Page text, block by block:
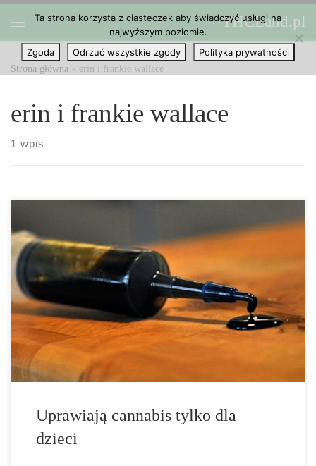
Przejdź do treści THCLand.pl
Strona główna » erin i frankie wallace
erin i frankie wallace
1 wpis
Uprawiają cannabis tylko dla dzieci, które chore są na raka.
Uprawa marihuany do produkcji oleju z cannabis dla dzieci
chorych na raka może być niezwykle ryzykownym posunięciem,
które niesie ze sobą wiele konsekwencji. Poznaj Erin i Frankie
Wallace. Są oni […]
Uprawiają cannabis tylko dla
dzieci
Ta strona korzysta z ciasteczek aby świadczyć usługi na
najwyższym poziomie.
Zgoda
Odrzuć wszystkie zgody Polityka prywatności